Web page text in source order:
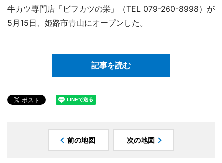
牛カツ専門店「ビフカツの栄」（TEL 079-260-8998）が
5月15日、姫路市青山にオープンした。
記事を読む
前の地図 次の地図